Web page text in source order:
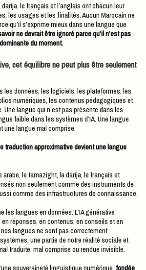
le français et l’anglais ont chacun leur
les usages et les finalités. Aucun Marocain ne
qu’il s’exprime mieux dans une langue que
ne devrait être ignoré parce qu’il n’est pas
du moment.
cet équilibre ne peut plus être seulement
numériques, les contenus pédagogiques et
langue qui n’est pas présente dans les
faible dans les systèmes d’IA. Une langue
une langue mal comprise.
traduction approximative devient une langue
arabe, le tamazight, la darija, le français et
non seulement comme des instruments de
comme des infrastructures de connaissance.
les langues en données. L’IA générative
réponses, en contenus, en conseils et en
langues ne sont pas correctement
une partie de notre réalité sociale et
traduite, mal comprise ou rendue invisible.
souveraineté linguistique numérique, fondée